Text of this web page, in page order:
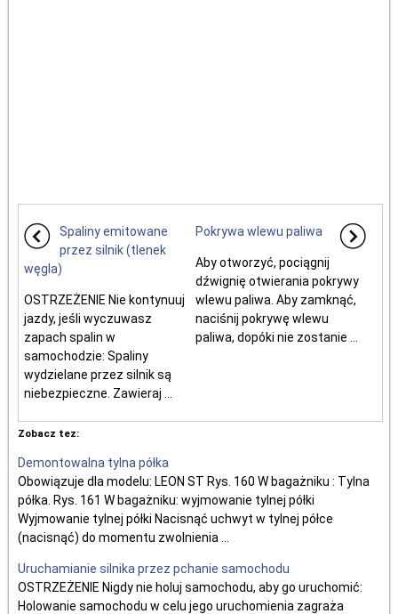
Spaliny emitowane
przez silnik (tlenek
węgla)
OSTRZEŻENIE Nie kontynuuj
jazdy, jeśli wyczuwasz
zapach spalin w
samochodzie: Spaliny
wydzielane przez silnik są
niebezpieczne. Zawieraj ...
Pokrywa wlewu paliwa
Aby otworzyć, pociągnij
dźwignię otwierania pokrywy
wlewu paliwa. Aby zamknąć,
naciśnij pokrywę wlewu
paliwa, dopóki nie zostanie ...
Zobacz tez:
Demontowalna tylna półka
Obowiązuje dla modelu: LEON ST Rys. 160 W bagażniku : Tylna
półka. Rys. 161 W bagażniku: wyjmowanie tylnej półki
Wyjmowanie tylnej półki Nacisnąć uchwyt w tylnej półce
(nacisnąć) do momentu zwolnienia ...
Uruchamianie silnika przez pchanie samochodu
OSTRZEŻENIE Nigdy nie holuj samochodu, aby go uruchomić:
Holowanie samochodu w celu jego uruchomienia zagraża